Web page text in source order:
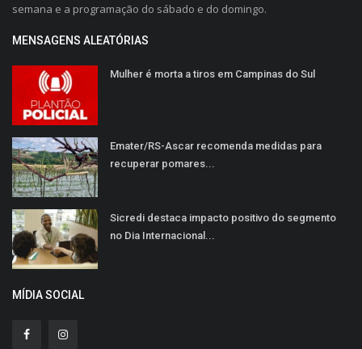
semana e a programação do sábado e do domingo.
MENSAGENS ALEATÓRIAS
Mulher é morta a tiros em Campinas do Sul
Emater/RS-Ascar recomenda medidas para
recuperar pomares...
Sicredi destaca impacto positivo do segmento
no Dia Internacional...
MÍDIA SOCIAL